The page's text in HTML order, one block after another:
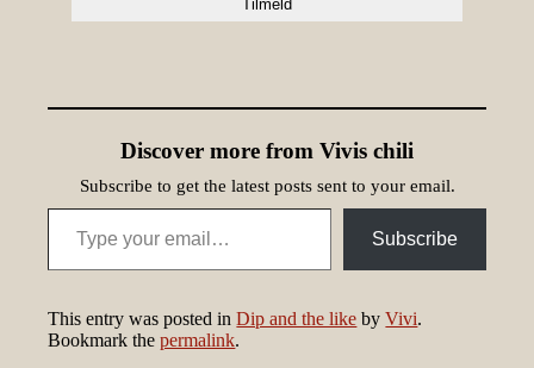
Discover more from Vivis chili
Subscribe to get the latest posts sent to your email.
Type your email…
Subscribe
This entry was posted inDip and the like byVivi.
Bookmark thepermalink.